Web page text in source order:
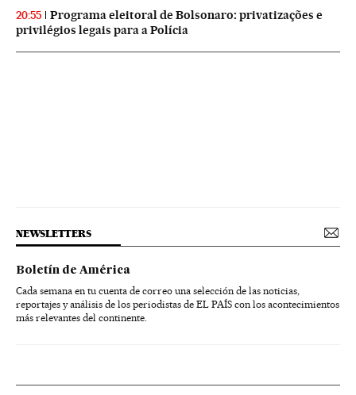
20:55
Programa eleitoral de Bolsonaro: privatizações e
privilégios legais para a Polícia
NEWSLETTERS
Boletín de América
Cada semana en tu cuenta de correo una selección de las noticias,
reportajes y análisis de los periodistas de EL PAÍS con los acontecimientos
más relevantes del continente.